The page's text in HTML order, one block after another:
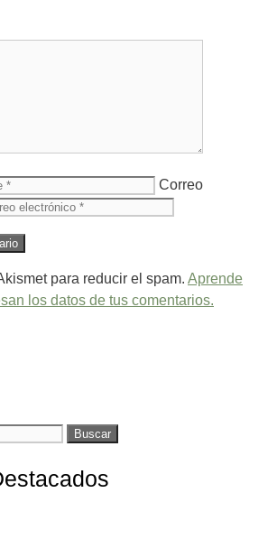
Correo
para reducir el spam. Aprende
los datos de tus comentarios.